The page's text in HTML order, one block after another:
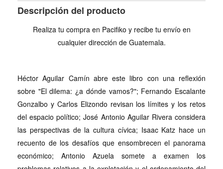
Descripción del producto
Realiza tu compra en Pacifiko y recibe tu envío en
cualquier dirección de Guatemala.
Héctor Aguilar Camín abre este libro con una reflexión
sobre "El dilema: ¿a dónde vamos?"; Fernando Escalante
Gonzalbo y Carlos Elizondo revisan los límites y los retos
del espacio político; José Antonio Aguilar Rivera considera
las perspectivas de la cultura cívica; Isaac Katz hace un
recuento de los desafíos que ensombrecen el panorama
económico; Antonio Azuela somete a examen los